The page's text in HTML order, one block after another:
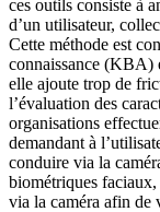
ces outils consiste à
d’un utilisateur,
Cette méthode est
connaissance (KBA)
elle ajoute trop de
l’évaluation des
organisations
demandant à
conduire via la
biométriques
via la caméra afin de